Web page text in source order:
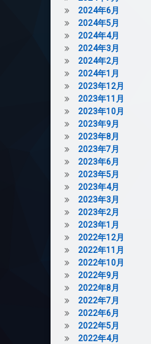
2024年6月
2024年5月
2024年4月
2024年3月
2024年2月
2024年1月
2023年12月
2023年11月
2023年10月
2023年9月
2023年8月
2023年7月
2023年6月
2023年5月
2023年4月
2023年3月
2023年2月
2023年1月
2022年12月
2022年11月
2022年10月
2022年9月
2022年8月
2022年7月
2022年6月
2022年5月
2022年4月